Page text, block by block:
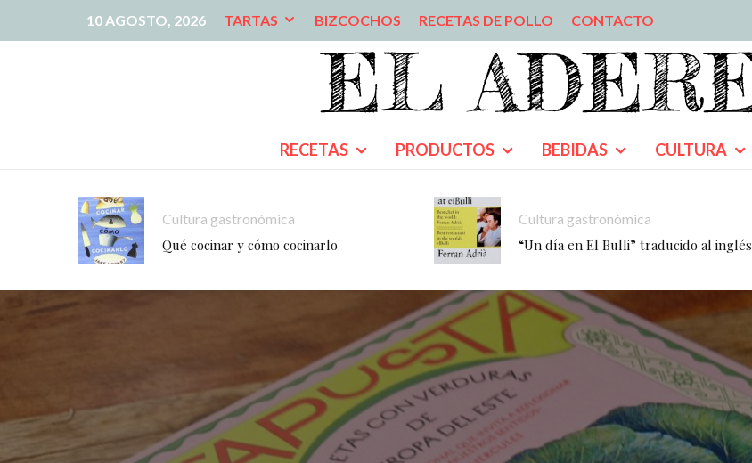
10 AGOSTO, 2026 TARTAS BIZCOCHOS RECETAS DE POLLO CONTACTO
RECETAS PRODUCTOS BEBIDAS CULTURA
Cultura gastronómica
Qué cocinar y cómo cocinarlo
Cultura gastronómica
“Un día en El Bulli” traducido al inglés